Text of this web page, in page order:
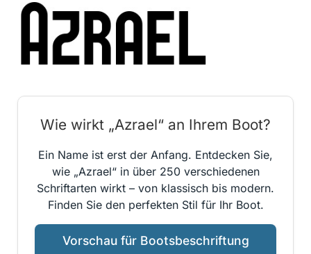
Wie wirkt „Azrael“ an Ihrem Boot?
Ein Name ist erst der Anfang. Entdecken Sie,
wie „Azrael“ in über 250 verschiedenen
Schriftarten wirkt – von klassisch bis modern.
Finden Sie den perfekten Stil für Ihr Boot.
Vorschau für Bootsbeschriftung